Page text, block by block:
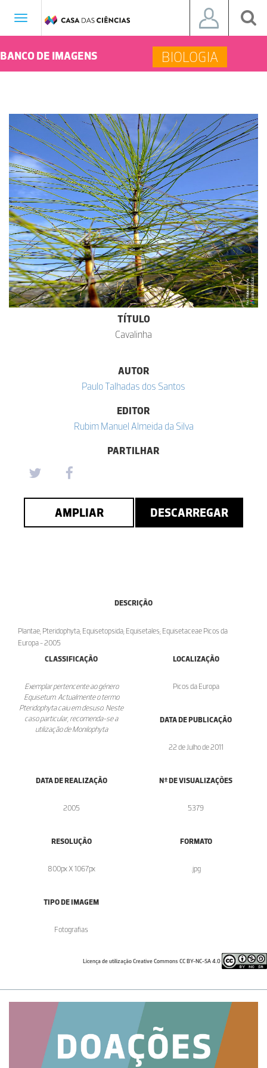
Toggle
BANCO DE IMAGENS BIOLOGIA
TÍTULO
Cavalinha
AUTOR
Paulo Talhadas dos Santos
EDITOR
Rubim Manuel Almeida da Silva
PARTILHAR
AMPLIAR DESCARREGAR
DESCRIÇÃO
Plantae; Pteridophyta; Equisetopsida; Equisetales; Equisetaceae Picos da
Europa - 2005
CLASSIFICAÇÃO
Exemplar pertencente ao género
Equisetum. Actualmente o termo
Pteridophyta caiu em desuso. Neste
caso particular, recomenda-se a
utilização de Monilophyta
LOCALIZAÇÃO
Picos da Europa
DATA DE PUBLICAÇÃO
22 de Julho de 2011
DATA DE REALIZAÇÃO
2005
Nº DE VISUALIZAÇÕES
5379
RESOLUÇÃO
800px X 1067px
FORMATO
.jpg
TIPO DE IMAGEM
Fotografias
Licença de utilização Creative Commons CC BY-NC-SA 4.0